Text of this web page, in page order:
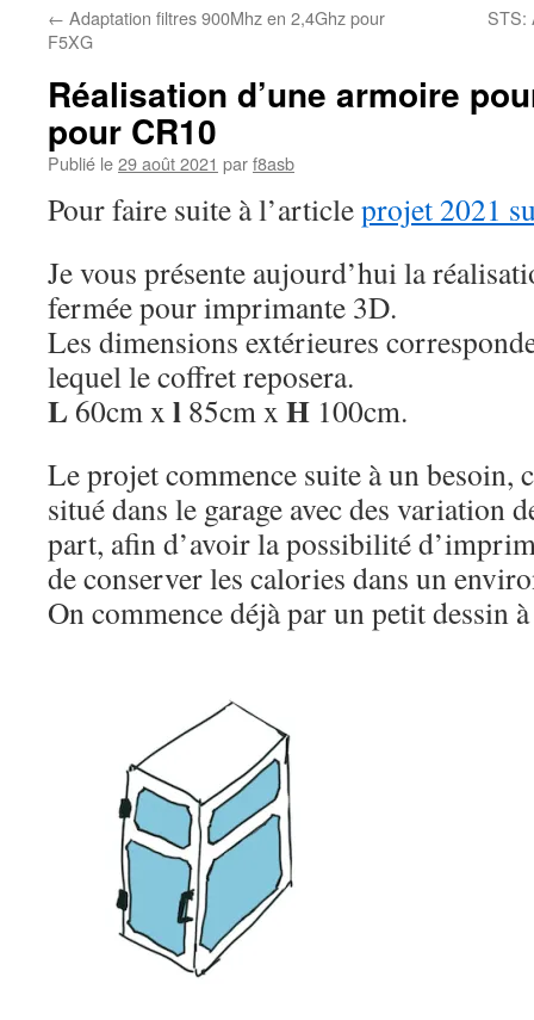
← Adaptation filtres 900Mhz en 2,4Ghz pour
F5XG
STS:
Réalisation d’une armoire
pour CR10
Publié le29 août 2021 parf8asb
Pour faire suite à l’articleprojet 2021
Je vous présente aujourd’hui la
fermée pour imprimante 3D.
Les dimensions extérieures
lequel le coffret reposera.
L 60cm x l 85cm x H 100cm.
Le projet commence suite à un besoin,
situé dans le garage avec des variation
part, afin d’avoir la possibilité
de conserver les calories dans un
On commence déjà par un petit dessin